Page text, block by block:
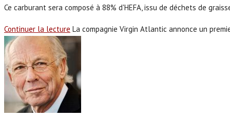
Ce carburant sera composé à 88% d'HEFA, issu de déchets de
Continuer la lecture La compagnie Virgin Atlantic annonce un